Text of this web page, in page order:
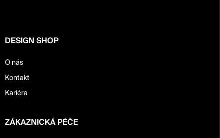
DESIGN SHOP
O nás
Kontakt
Kariéra
ZÁKAZNICKÁ PÉČE